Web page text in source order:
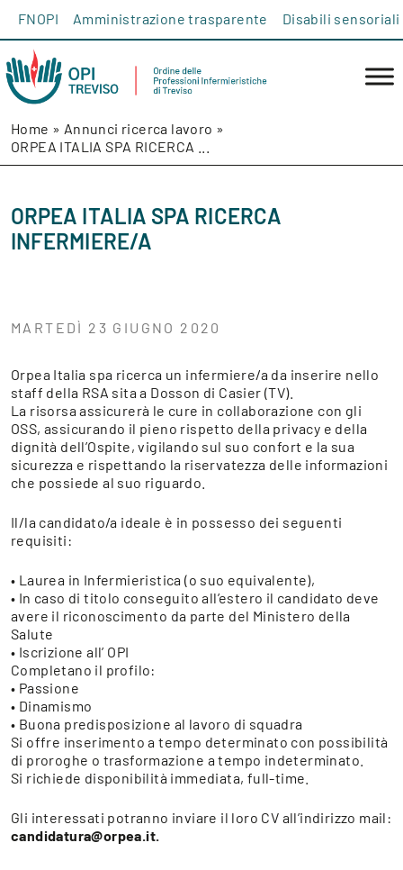
FNOPI Amministrazione trasparente Disabili sensoriali
Home » Annunci ricerca lavoro »
ORPEA ITALIA SPA RICERCA ...
ORPEA ITALIA SPA RICERCA
INFERMIERE/A
MARTEDÌ 23 GIUGNO 2020
Orpea Italia spa ricerca un infermiere/a da inserire nello
staff della RSA sita a Dosson di Casier (TV).
La risorsa assicurerà le cure in collaborazione con gli
OSS, assicurando il pieno rispetto della privacy e della
dignità dell’Ospite, vigilando sul suo confort e la sua
sicurezza e rispettando la riservatezza delle informazioni
che possiede al suo riguardo.
Il/la candidato/a ideale è in possesso dei seguenti
requisiti:
• Laurea in Infermieristica (o suo equivalente),
• In caso di titolo conseguito all’estero il candidato deve
avere il riconoscimento da parte del Ministero della
Salute
• Iscrizione all’ OPI
Completano il profilo:
• Passione
• Dinamismo
• Buona predisposizione al lavoro di squadra
Si offre inserimento a tempo determinato con possibilità
di proroghe o trasformazione a tempo indeterminato.
Si richiede disponibilità immediata, full-time.
Gli interessati potranno inviare il loro CV all’indirizzo mail:
candidatura@orpea.it.